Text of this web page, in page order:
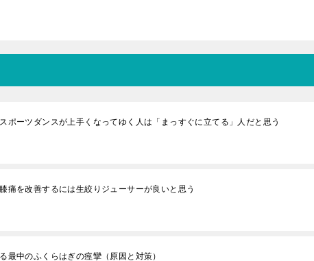
ポーツダンスが上手くなってゆく人は「まっすぐに立てる」人だと思う
痛を改善するには生絞りジューサーが良いと思う
最中のふくらはぎの痙攣（原因と対策）